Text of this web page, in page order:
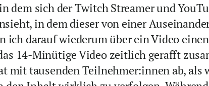
dem sich der Twitch Streamer und
in dem dieser von einer
darauf wiederum über ein Video
14-Minütige Video zeitlich gerafft
mit tausenden Teilnehmer:innen ab, als